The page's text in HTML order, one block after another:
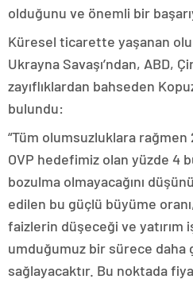
olduğunu ve önemli bir
Küresel ticarette yaşanan
Ukrayna Savaşı’ndan, ABD,
zayıflıklardan bahseden
bulundu:
“Tüm olumsuzluklara
OVP hedefimiz olan yüzde 4
bozulma olmayacağını
edilen bu güçlü büyüme
faizlerin düşeceği ve yatırım
umduğumuz bir sürece daha
sağlayacaktır. Bu noktada